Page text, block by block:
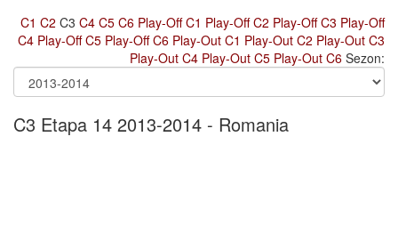
C1 C2 C3 C4 C5 C6 Play-Off C1 Play-Off C2 Play-Off C3 Play-Off
C4 Play-Off C5 Play-Off C6 Play-Out C1 Play-Out C2 Play-Out C3
Play-Out C4 Play-Out C5 Play-Out C6 Sezon:
C3 Etapa 14 2013-2014 - Romania